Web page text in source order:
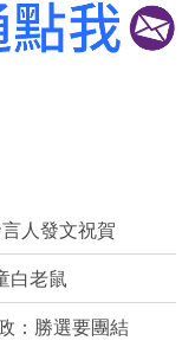
人發文祝賀
白老鼠
：勝選要團結